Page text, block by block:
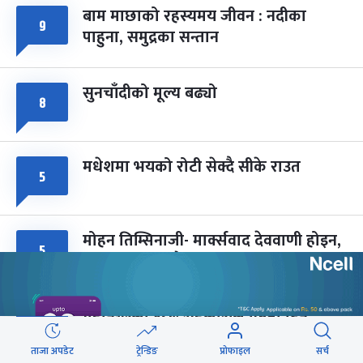
८ फागुपूर्णिमा
चैत्र ८, २०८३-Mar 22, 2027
७ महिना बाँकी
९ बाम माछाको रहस्यमय जीवन : नदीका
पाहुना, समुद्रका सन्तान
८ सुनचाँदीको मूल्य बढ्यो
५ मधेशमा भयको रोटी सेक्दै सीके राउत
५ मोहन तिम्सिनाजी- मार्क्सवाद देववाणी होइन,
५ महानगरका १८७ सहकारीले फिर्ता दिन
सकेनन् सवा ८ अर्ब
ताजा अपडेट ट्रेन्डिङ प्रोफाइल सर्च